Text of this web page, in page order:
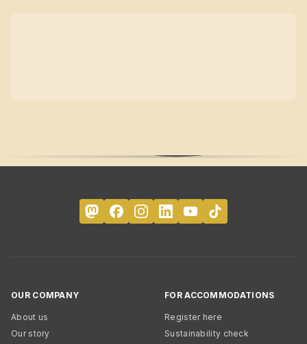
OUR COMPANY
About us
Our story
FOR ACCOMMODATIONS
Register here
Sustainability check